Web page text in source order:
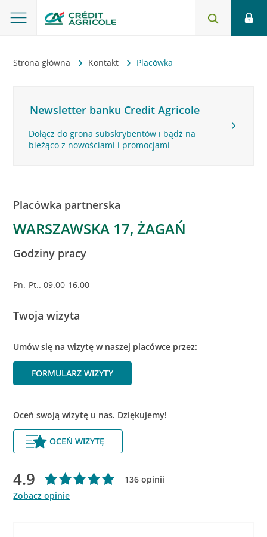
Strona główna Kontakt Placówka
Newsletter banku Credit Agricole
Dołącz do grona subskrybentów i bądź na
bieżąco z nowościami i promocjami
Placówka partnerska
WARSZAWSKA 17, ŻAGAŃ
Godziny pracy
Pn.-Pt.: 09:00-16:00
Twoja wizyta
Umów się na wizytę w naszej placówce przez:
FORMULARZ WIZYTY
Oceń swoją wizytę u nas. Dziękujemy!
OCEŃ WIZYTĘ
4.9
136 opinii
Zobacz opinie